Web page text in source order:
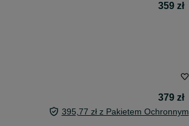
359 zł
379 zł
395,77 zł z Pakietem Ochronnym